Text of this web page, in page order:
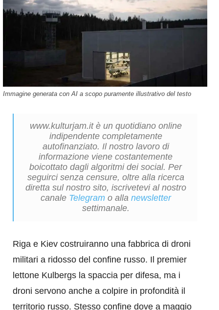
Immagine generata con AI a scopo puramente illustrativo del testo
www.kulturjam.it è un quotidiano online
indipendente completamente
autofinanziato. Il nostro lavoro di
informazione viene costantemente
boicottato dagli algoritmi dei social. Per
seguirci senza censure, oltre alla ricerca
diretta sul nostro sito, iscrivetevi al nostro
canale Telegram o alla newsletter
settimanale.
Riga e Kiev costruiranno una fabbrica di droni
militari a ridosso del confine russo. Il premier
lettone Kulbergs la spaccia per difesa, ma i
droni servono anche a colpire in profondità il
territorio russo. Stesso confine dove a maggio